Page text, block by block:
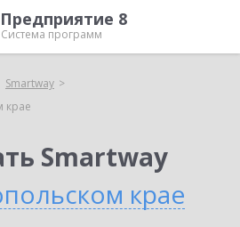
8
Система программ
Smartway
крае
Smartway
крае